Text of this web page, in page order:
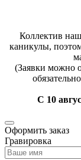
Коллектив
каникулы,
(Заявки можно
С 10
Оформить заказ
Гравировка